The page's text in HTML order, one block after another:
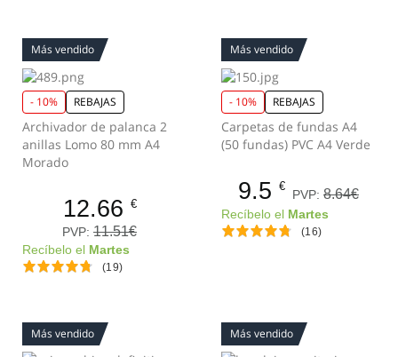
Más vendido
- 10% REBAJAS
Archivador de palanca 2
anillas Lomo 80 mm A4
Morado
12.66 €
PVP: 11.51€
Recíbelo el Martes
(19)
Más vendido
- 10% REBAJAS
Carpetas de fundas A4
(50 fundas) PVC A4 Verde
9.5 €
PVP: 8.64€
Recíbelo el Martes
(16)
Más vendido Más vendido